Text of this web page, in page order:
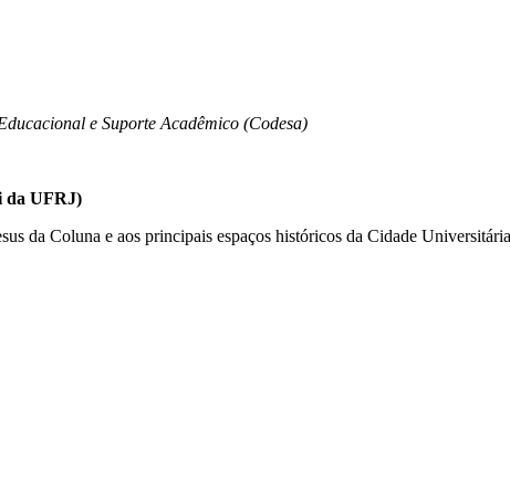
e Suporte Acadêmico (Codesa)
da UFRJ)
da Coluna e aos principais espaços históricos da Cidade